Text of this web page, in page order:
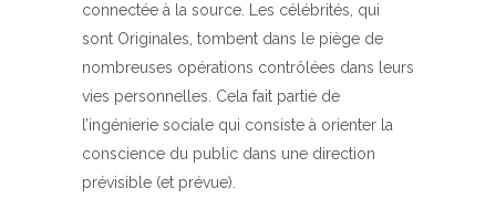
connectée à la source. Les célébrités, qui
sont Originales, tombent dans le piège de
nombreuses opérations contrôlées dans leurs
vies personnelles. Cela fait partie de
l’ingénierie sociale qui consiste à orienter la
conscience du public dans une direction
prévisible (et prévue).